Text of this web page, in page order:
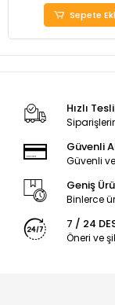
Sepete
Hızlı
Güvenli
Güvenli
Geniş
Binlerce
7 / 24
Öneri ve